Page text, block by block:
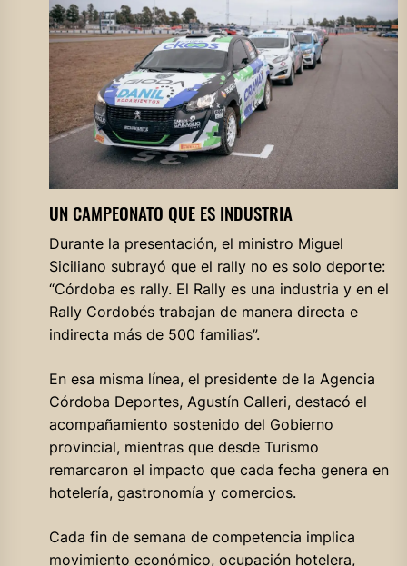
UN CAMPEONATO QUE ES INDUSTRIA
Durante la presentación, el ministro Miguel
Siciliano subrayó que el rally no es solo deporte:
“Córdoba es rally. El Rally es una industria y en el
Rally Cordobés trabajan de manera directa e
indirecta más de 500 familias”.
En esa misma línea, el presidente de la Agencia
Córdoba Deportes, Agustín Calleri, destacó el
acompañamiento sostenido del Gobierno
provincial, mientras que desde Turismo
remarcaron el impacto que cada fecha genera en
hotelería, gastronomía y comercios.
Cada fin de semana de competencia implica
movimiento económico, ocupación hotelera,